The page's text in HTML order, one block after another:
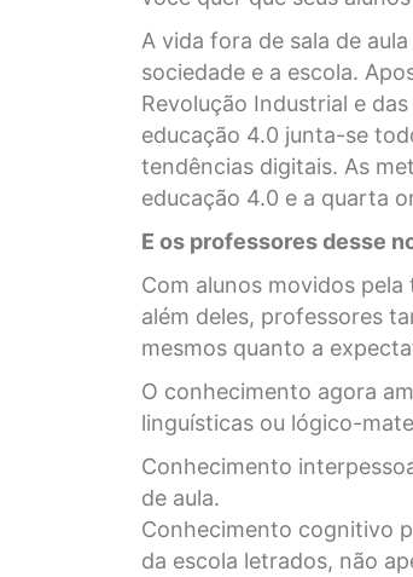
A vida fora de sala de
sociedade e a escola.
Revolução Industrial e
educação 4.0 junta-se
tendências digitais. As
educação 4.0 e a quarta
E os professores desse
Com alunos movidos
além deles, professores
mesmos quanto a
O conhecimento agora
linguísticas ou lógico-
Conhecimento
de aula.
Conhecimento cognitivo
da escola letrados, não